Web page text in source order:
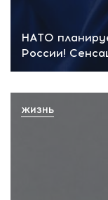
НАТО
России!
ЖИЗНЬ